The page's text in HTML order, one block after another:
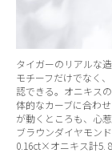
タイガーのリアルな
モチーフだけでなく
認できる。オニキス
体的なカーブに合わ
が動くところも、心
ブラウンダイヤモン
0.16ct×オニキス計5.